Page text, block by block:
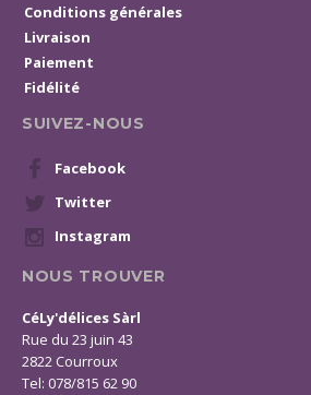
Conditions générales
Livraison
Paiement
Fidélité
SUIVEZ-NOUS
Facebook
Twitter
Instagram
NOUS TROUVER
CéLy'délices Sàrl
Rue du 23 juin 43
2822 Courroux
Tel: 078/815 62 90